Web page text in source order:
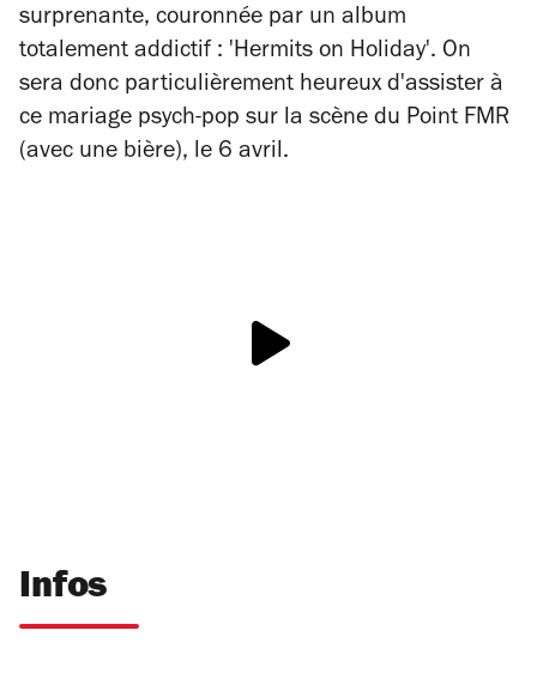
surprenante, couronnée par un album
totalement addictif : 'Hermits on Holiday'. On
sera donc particulièrement heureux d'assister à
ce mariage psych-pop sur la scène du Point FMR
(avec une bière), le 6 avril.
Infos